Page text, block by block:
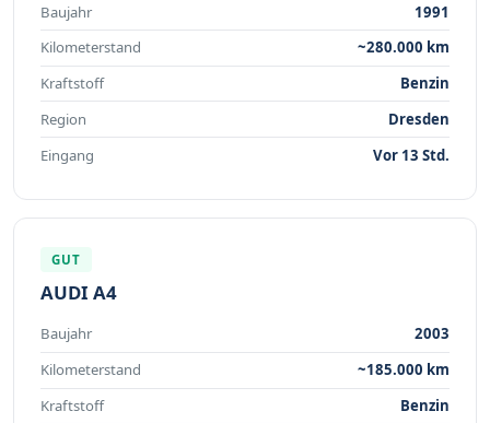
Baujahr
1991
Kilometerstand
~280.000 km
Kraftstoff
Benzin
Region
Dresden
Eingang
Vor 13 Std.
GUT
AUDI A4
Baujahr
2003
Kilometerstand
~185.000 km
Kraftstoff
Benzin